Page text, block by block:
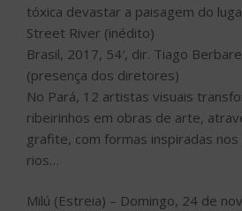
tóxica devastar a paisagem do
Street River (inédito)
Brasil, 2017, 54′, dir. Tiago
(presença dos diretores)
No Pará, 12 artistas visuais
ribeirinhos em obras de arte,
grafite, com formas inspiradas
rios…
Milú (Estreia) – Domingo, 24 de